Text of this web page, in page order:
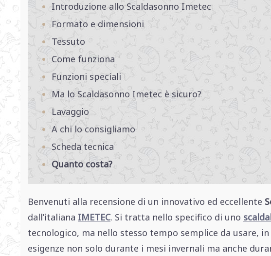
Introduzione allo Scaldasonno Imetec
Formato e dimensioni
Tessuto
Come funziona
Funzioni speciali
Ma lo Scaldasonno Imetec è sicuro?
Lavaggio
A chi lo consigliamo
Scheda tecnica
Quanto costa?
Benvenuti alla recensione di un innovativo ed eccellente
dall’italiana IMETEC. Si tratta nello specifico di uno
tecnologico, ma nello stesso tempo semplice da usare,
esigenze non solo durante i mesi invernali ma anche